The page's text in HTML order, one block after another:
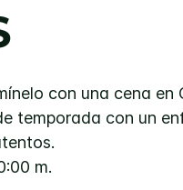
con una cena en
temporada con un
m.